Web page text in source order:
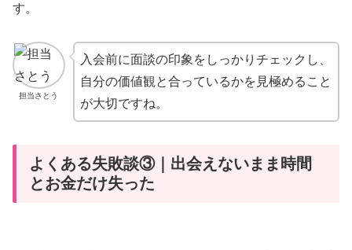
す。
担当さとう
入会前に面談の印象をしっかりチェックし、
自分の価値観と合っているかを見極めること
が大切ですね。
よくある失敗談③｜出会えないまま時間
とお金だけ失った